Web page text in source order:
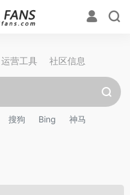
运营工具 社区信息
搜狗 Bing 神马